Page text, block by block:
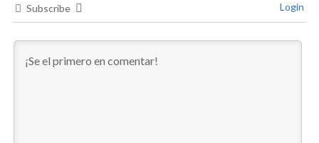
Subscribe Login